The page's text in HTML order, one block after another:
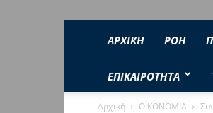
ΑΡΧΙΚΗ ΡΟΉ
ΕΠΙΚΑΙΡΟΤΗΤΑ
Αρχική ΟΙΚΟΝΟΜΙΑ